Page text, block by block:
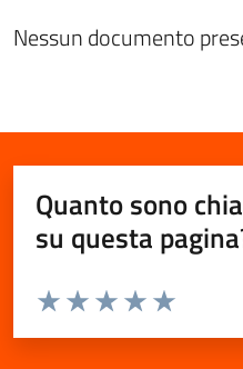
Nessun documento
Quanto sono
su questa
Valuta da 1 a 5 stelle la
Valuta 5
Valuta 4
Valuta 3 stelle
Valuta 2 stelle su 5
Valuta 1 stelle su 5